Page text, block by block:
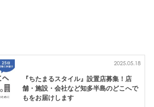
2025.05.18
『ちたまるスタイル』設置店募集！店
舗・施設・会社など知多半島のどこへで
もをお届けします